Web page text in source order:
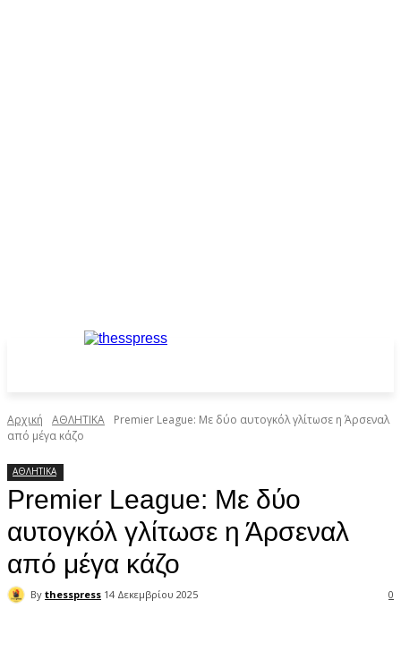
Αρχική ΑΘΛΗΤΙΚΑ
Premier League: Με δύο αυτογκόλ γλίτωσε η Άρσεναλ
από μέγα κάζο
ΑΘΛΗΤΙΚΑ
Premier League: Με δύο
αυτογκόλ γλίτωσε η Άρσεναλ
από μέγα κάζο
By thesspress 14 Δεκεμβρίου 2025 0